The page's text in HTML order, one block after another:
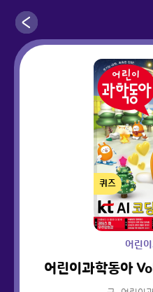
퀴즈
어린
어린이과학동아